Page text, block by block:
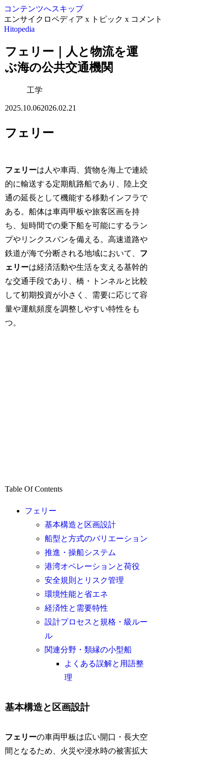
コンテンツへスキップ
エンサイクロペディア x トピック x コメント
Hitopedia
フェリー｜人と物流を運
ぶ海の公共交通機関
工学
2025.10.062026.02.21
フェリー
フェリーは人や車両、貨物を海上で連続
的に輸送する定期航路船であり、陸上交
通の延長として機能する移動インフラで
ある。船体は車両甲板や旅客区画を持
ち、短時間での乗下船を可能にするラン
プやリンクスパンを備える。高速道路や
鉄道が海で分断される地域において、 フ
ェリーは経済活動や生活を支える基幹的
な交通手段であり、橋・トンネルと比較
して初期投資が小さく、需要に応じて容
量や運航頻度を調整しやすい特性をも
つ。
Table Of Contents
フェリー
基本構造と区画設計
船型と方式のバリエーション
推進・操船システム
港湾オペレーションと荷役
安全規則とリスク管理
環境性能と省エネ
経済性と需要特性
設計プロセスと規格・級ルー
ル
関連分野・類縁の小型船
よくある誤解と用語整
理
基本構造と区画設計
フェリーの車両甲板は広い開口・長大空
間となるため、火災や浸水時の被害拡大